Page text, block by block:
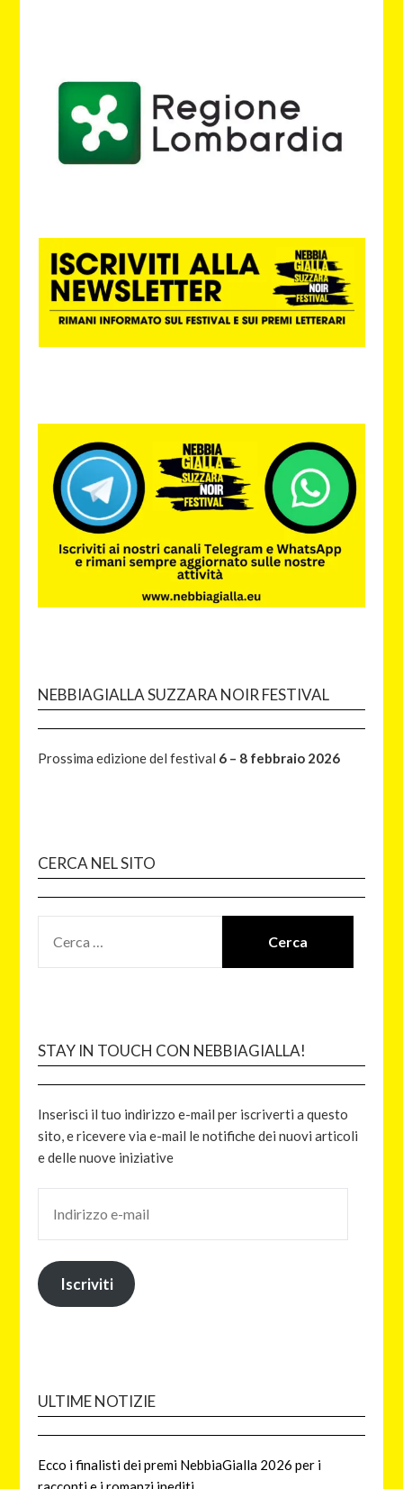
NEBBIAGIALLA SUZZARA NOIR FESTIVAL
Prossima edizione del festival 6 – 8 febbraio 2026
CERCA NEL SITO
STAY IN TOUCH CON NEBBIAGIALLA!
Inserisci il tuo indirizzo e-mail per iscriverti a questo
sito, e ricevere via e-mail le notifiche dei nuovi articoli
e delle nuove iniziative
Iscriviti
ULTIME NOTIZIE
Ecco i finalisti dei premi NebbiaGialla 2026 per i